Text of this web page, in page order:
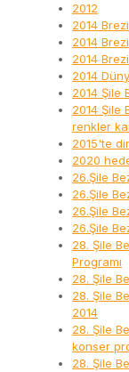
2012
2014
2014
2014
2014
2014 Şile
2014 Şile
renkler
2015'te
2020
26.Şile
26.Şile
26.Şile
26.Şile
28. Şile
Programı
28. Şile
28. Şile
2014
28. Şile
konser
28. Şile